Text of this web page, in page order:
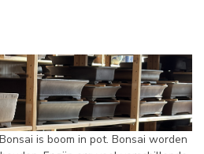
is boom in pot. Bonsai worden